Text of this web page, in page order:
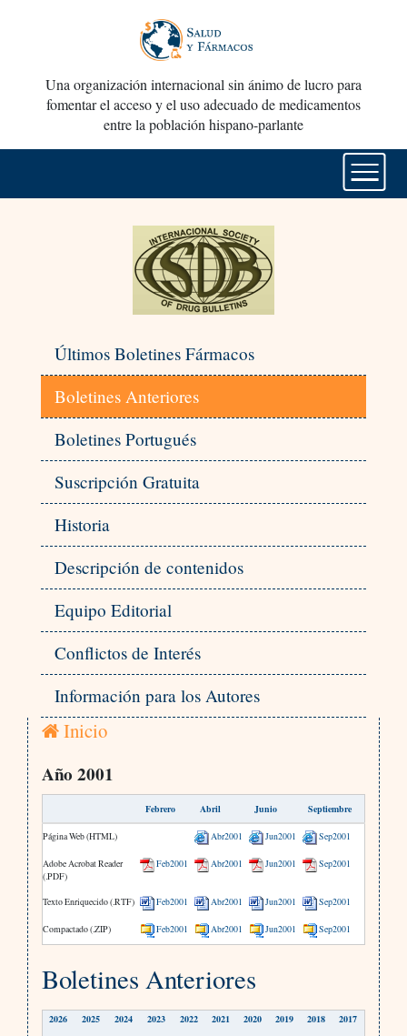
Una organización internacional sin ánimo de lucro para
fomentar el acceso y el uso adecuado de medicamentos
entre la población hispano-parlante
Últimos Boletines Fármacos
Boletines Anteriores
Boletines Portugués
Suscripción Gratuita
Historia
Descripción de contenidos
Equipo Editorial
Conflictos de Interés
Información para los Autores
Inicio
Año 2001
Febrero Abril Junio Septiembre
Página Web (HTML) Abr2001 Jun2001 Sep2001
Adobe Acrobat Reader
(.PDF)
Feb2001 Abr2001 Jun2001 Sep2001
Texto Enriquecido (.RTF) Feb2001 Abr2001 Jun2001 Sep2001
Compactado (.ZIP) Feb2001 Abr2001 Jun2001 Sep2001
Boletines Anteriores
2026
2025
2024
2023
2022
2021
2020
2019
2018
2017